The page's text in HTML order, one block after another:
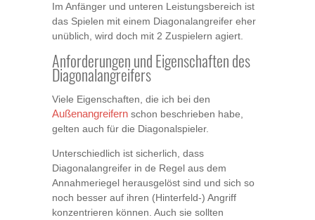
Im Anfänger und unteren Leistungsbereich ist
das Spielen mit einem Diagonalangreifer eher
unüblich, wird doch mit 2 Zuspielern agiert.
Anforderungen und Eigenschaften des
Diagonalangreifers
Viele Eigenschaften, die ich bei den
Außenangreifern schon beschrieben habe,
gelten auch für die Diagonalspieler.
Unterschiedlich ist sicherlich, dass
Diagonalangreifer in de Regel aus dem
Annahmeriegel herausgelöst sind und sich so
noch besser auf ihren (Hinterfeld-) Angriff
konzentrieren können. Auch sie sollten